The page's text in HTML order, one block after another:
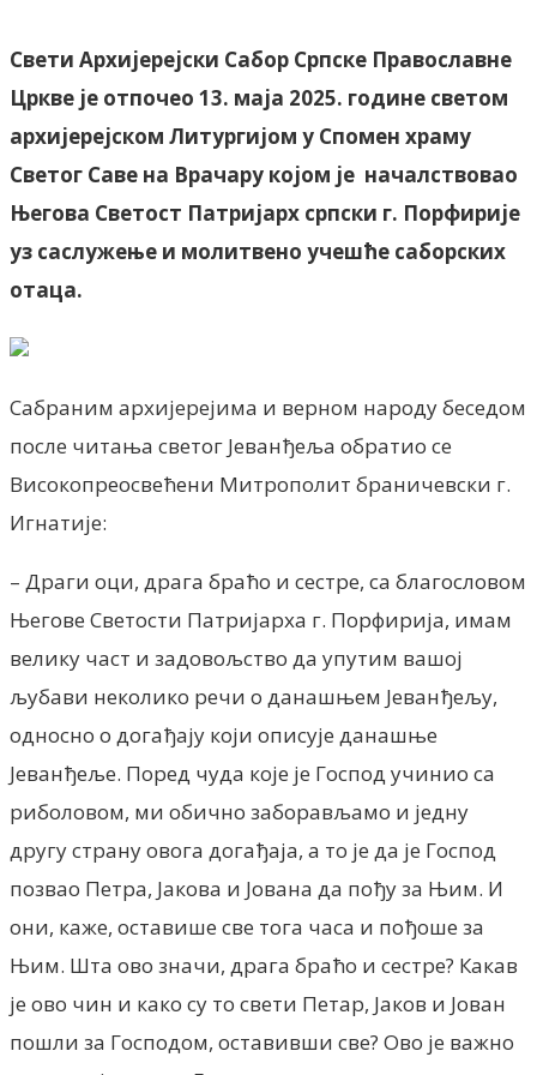
Свети Архијерејски Сабор Српске Православне
Цркве је отпочео 13. маја 2025. године светом
архијерејском Литургијом у Спомен храму
Светог Саве на Врачару којом је началствовао
Његова Светост Патријарх српски г. Порфирије
уз саслужење и молитвено учешће саборских
отаца.
Сабраним архијерејима и верном народу беседом
после читања светог Јеванђеља обратио се
Високопреосвећени Митрополит браничевски г.
Игнатије:
– Драги оци, драга браћo и сестре, са благословом
Његове Светости Патријарха г. Порфирија, имам
велику част и задовољство да упутим вашој
љубави неколико речи о данашњем Јеванђељу,
односно о догађају који описује данашње
Јеванђеље. Поред чуда које је Господ учинио са
риболовом, ми обично заборављамо и једну
другу страну овога догађаја, а то је да је Господ
позвао Петра, Јакова и Јована да пођу за Њим. И
они, каже, оставише све тога часа и пођоше за
Њим. Шта ово значи, драга браћо и сестре? Какав
је ово чин и како су то свети Петар, Јаков и Јован
пошли за Господом, оставивши све? Ово је важно